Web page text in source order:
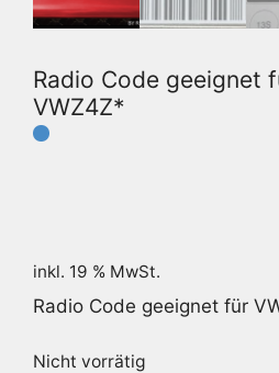
Radio Code geeignet
VWZ4Z*
inkl. 19 % MwSt.
Radio Code geeignet für
Nicht vorrätig